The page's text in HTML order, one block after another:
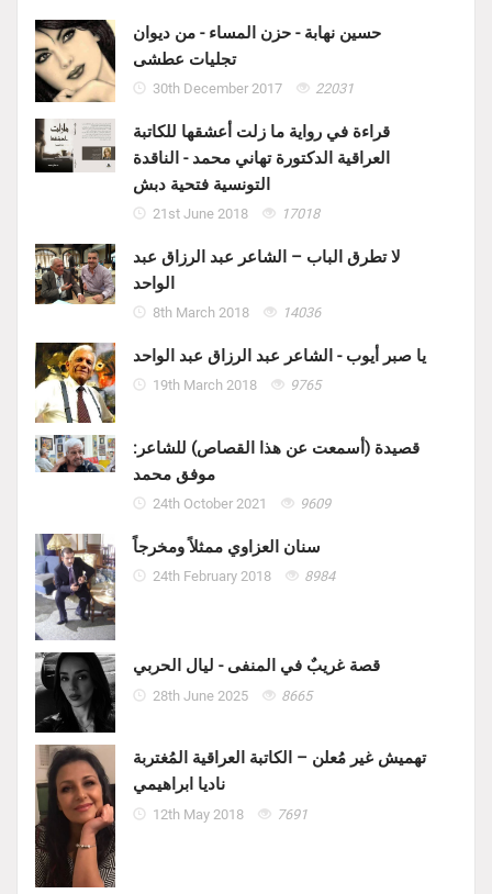
حسين نهابة - حزن المساء - من ديوان
تجليات عطشى
30th December 2017 22031
قراءة في رواية ما زلت أعشقها للكاتبة
العراقية الدكتورة تهاني محمد - الناقدة
التونسية فتحية دبش
21st June 2018 17018
لا تطرق الباب – الشاعر عبد الرزاق عبد
الواحد
8th March 2018 14036
يا صبر أيوب - الشاعر عبد الرزاق عبد الواحد
19th March 2018 9765
قصيدة (أسمعت عن هذا القصاص) للشاعر:
موفق محمد
24th October 2021 9609
سنان العزاوي ممثلاً ومخرجاً
24th February 2018 8984
قصة غريبٌ في المنفى - ليال الحربي
28th June 2025 8665
تهميش غير مُعلن – الكاتبة العراقية المُغتربة
ناديا ابراهيمي
12th May 2018 7691